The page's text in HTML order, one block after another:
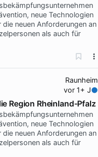
neue Technologien
neuen Anforderungen an
als auch für
Raunheim
vor 1+ J
Region Rheinland-Pfalz
neue Technologien
neuen Anforderungen an
als auch für